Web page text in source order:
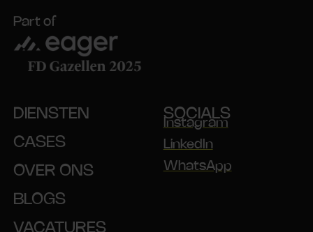
Part of
DIENSTEN
CASES
OVER ONS
BLOGS
VACATURES
SOCIALS
Instagram
LinkedIn
WhatsApp